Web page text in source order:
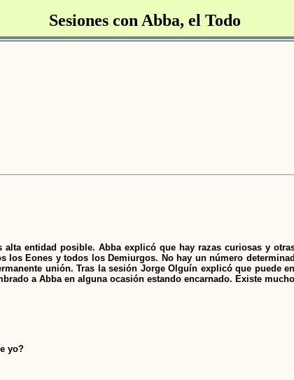
Sesiones con Abba, el Todo
entidad posible. Abba explicó que hay razas curiosas y
los Eones y todos los Demiurgos. No hay un número
unión. Tras la sesión Jorge Olguín explicó que puede
a Abba en alguna ocasión estando encarnado. Existe
yo?